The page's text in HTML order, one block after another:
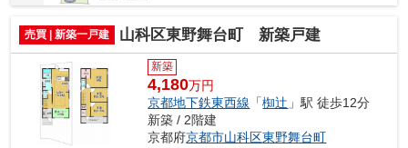
売買 | 新築一戸建 山科区東野舞台町 新築戸建
新築
4,180万円
京都地下鉄東西線 「椥辻 」駅 徒歩12分
新築 / 2階建
京都府京都市山科区東野舞台町